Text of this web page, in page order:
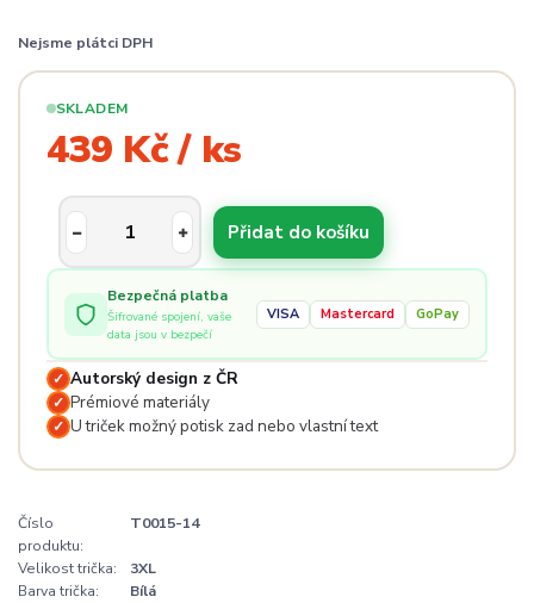
Nejsme plátci DPH
SKLADEM
439 Kč / ks
Přidat do košíku
Bezpečná platba
Šifrované spojení, vaše
data jsou v bezpečí
VISA Mastercard GoPay
✓ Autorský design z ČR
✓ Prémiové materiály
✓ U triček možný potisk zad nebo vlastní text
Číslo
produktu:
T0015-14
Velikost trička:
3XL
Barva trička:
Bílá